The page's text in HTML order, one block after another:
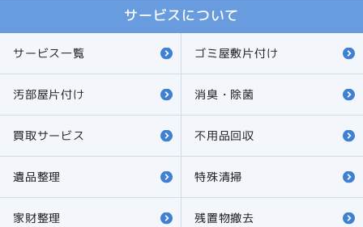
サービスについて
サービス一覧 ゴミ屋敷片付け
汚部屋片付け 消臭・除菌
買取サービス 不用品回収
遺品整理 特殊清掃
家財整理 残置物撤去